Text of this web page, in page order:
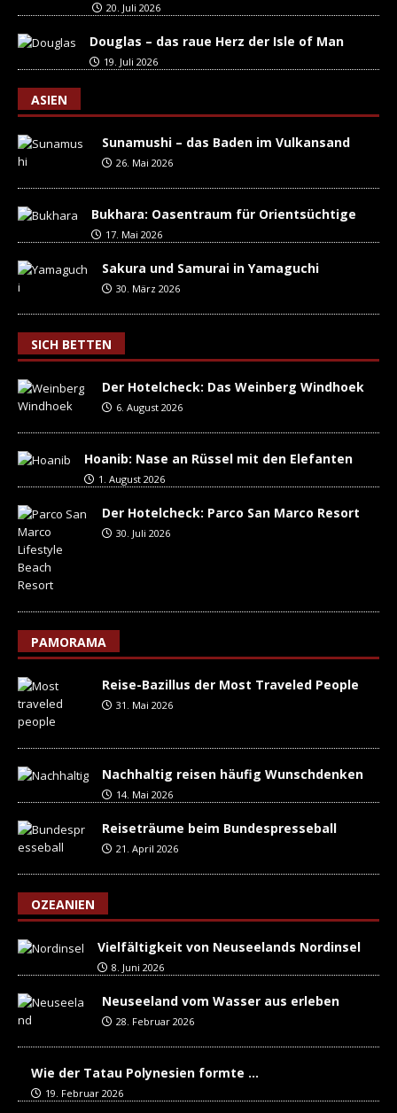
20. Juli 2026
Douglas – das raue Herz der Isle of Man
19. Juli 2026
ASIEN
Sunamushi – das Baden im Vulkansand
26. Mai 2026
Bukhara: Oasentraum für Orientsüchtige
17. Mai 2026
Sakura und Samurai in Yamaguchi
30. März 2026
SICH BETTEN
Der Hotelcheck: Das Weinberg Windhoek
6. August 2026
Hoanib: Nase an Rüssel mit den Elefanten
1. August 2026
Der Hotelcheck: Parco San Marco Resort
30. Juli 2026
PAMORAMA
Reise-Bazillus der Most Traveled People
31. Mai 2026
Nachhaltig reisen häufig Wunschdenken
14. Mai 2026
Reiseträume beim Bundespresseball
21. April 2026
OZEANIEN
Vielfältigkeit von Neuseelands Nordinsel
8. Juni 2026
Neuseeland vom Wasser aus erleben
28. Februar 2026
Wie der Tatau Polynesien formte …
19. Februar 2026